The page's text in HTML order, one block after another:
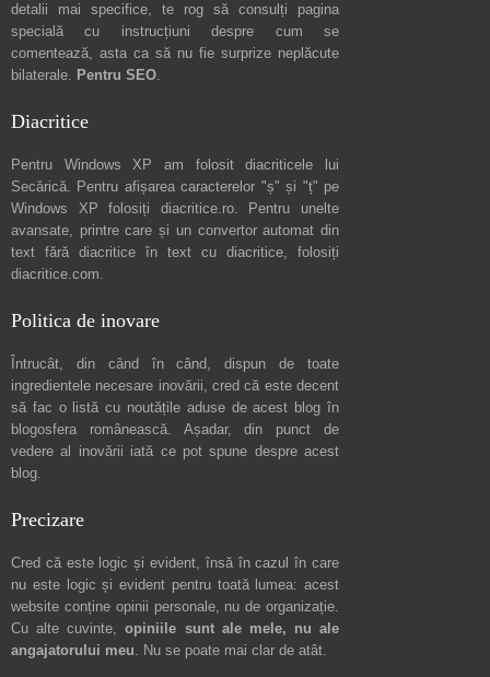
detalii mai specifice, te rog să consulți pagina
specială cu instrucțiuni despre cum se
comentează, asta ca să nu fie surprize neplăcute
bilaterale. Pentru SEO.
Diacritice
Pentru Windows XP am folosit diacriticele lui
Secărică. Pentru afișarea caracterelor "ș" și "ț" pe
Windows XP folosiți diacritice.ro. Pentru unelte
avansate, printre care și un convertor automat din
text fără diacritice în text cu diacritice, folosiți
diacritice.com.
Politica de inovare
Întrucât, din când în când, dispun de toate
ingredientele necesare inovării, cred că este decent
să fac o listă cu noutățile aduse de acest blog în
blogosfera românească. Așadar, din punct de
vedere al inovării iată ce pot spune despre acest
blog.
Precizare
Cred că este logic și evident, însă în cazul în care
nu este logic și evident pentru toată lumea: acest
website conține opinii personale, nu de organizație.
Cu alte cuvinte,opiniile sunt ale mele, nu ale
angajatorului meu. Nu se poate mai clar de atât.